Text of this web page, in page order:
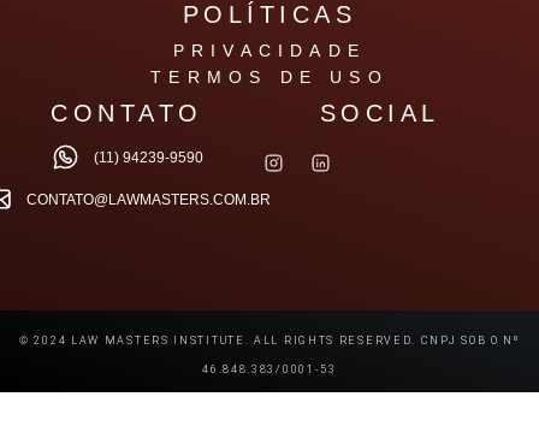
POLÍTICAS
PRIVACIDADE
TERMOS DE USO
CONTATO
(11) 94239-9590
CONTATO@LAWMASTERS.COM.BR
SOCIAL
© 2024 LAW MASTERS INSTITUTE. ALL RIGHTS RESERVED. CNPJ SOB O Nº
46.848.383/0001-53